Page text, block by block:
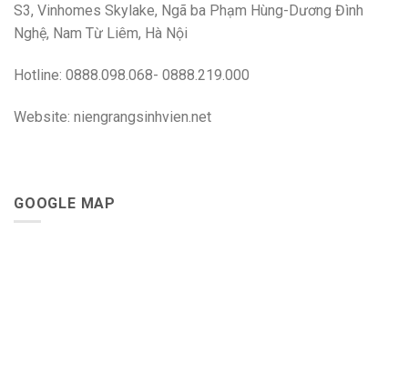
S3, Vinhomes Skylake, Ngã ba Phạm Hùng-Dương Đình
Nghệ, Nam Từ Liêm, Hà Nội
Hotline: 0888.098.068- 0888.219.000
Website: niengrangsinhvien.net
GOOGLE MAP